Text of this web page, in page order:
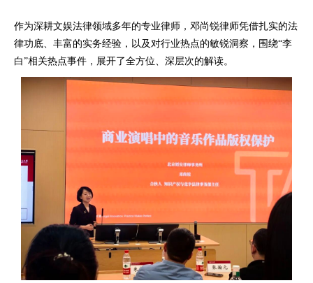
作为深耕文娱法律领域多年的专业律师，邓尚锐律师凭借扎实的法
律功底、丰富的实务经验，以及对行业热点的敏锐洞察，围绕“李
白”相关热点事件，展开了全方位、深层次的解读。